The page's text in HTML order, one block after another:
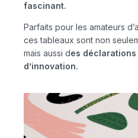
fascinant.
Parfaits pour les amateurs
ces tableaux sont non
mais aussi des
d’innovation.